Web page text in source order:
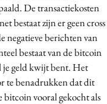
De transactiekosten
bestaat zijn er geen cross
negatieve berichten van
bestaat van de bitcoin
je geld kwijt bent. Het
te benadrukken dat dit
bitcoin vooral gekocht als